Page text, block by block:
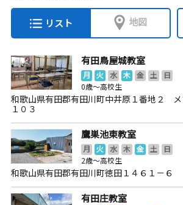
リスト 地図
有田鳥屋城教室
月 火 水 木 金 土
日
0歳～高校生
和歌山県有田郡有田川町中井原１番地２ メ
１０３
鷹巣池東教室
月 火 水 木 金 土
日
2歳～高校生
和歌山県有田郡有田川町徳田１４６１－６
有田庄教室